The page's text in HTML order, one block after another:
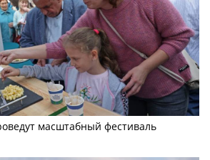
масштабный фестиваль